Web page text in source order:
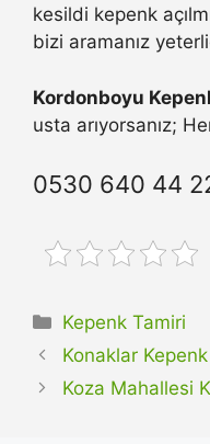
kesildi kepenk
bizi aramanız
Kordonboyu
usta arıyorsanız;
0530 640 44
Kategoriler
Kepenk Tamiri
Konaklar
Koza Mahallesi